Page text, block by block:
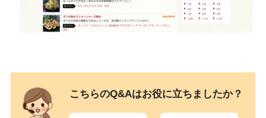
こちらのQ&Aはお役に立ちましたか？